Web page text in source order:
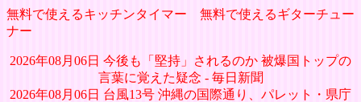
無料で使えるキッチンタイマー
無料で使えるギターチュー
ナー
2026年08月06日 今後も「堅持」されるのか 被爆国トップの
言葉に覚えた疑念 - 毎日新聞
2026年08月06日 台風13号 沖縄の国際通り、パレット・県庁